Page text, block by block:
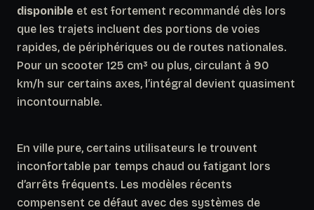
disponible et est fortement recommandé dès lors
que les trajets incluent des portions de voies
rapides, de périphériques ou de routes nationales.
Pour un scooter 125 cm³ ou plus, circulant à 90
km/h sur certains axes, l’intégral devient quasiment
incontournable.
En ville pure, certains utilisateurs le trouvent
inconfortable par temps chaud ou fatigant lors
d’arrêts fréquents. Les modèles récents
compensent ce défaut avec des systèmes de